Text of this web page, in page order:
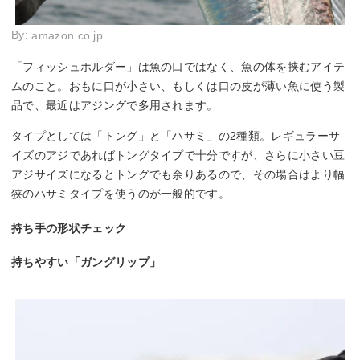
By:amazon.co.jp
「フィッシュホルダー」は魚の口ではなく、魚の体を挟むアイテ
ムのこと。おもに口が小さい、もしくは口の皮が薄い魚に使う製
品で、最近はアジングで多用されます。
タイプとしては「トング」と「ハサミ」の2種類。レギュラーサ
イズのアジであればトングタイプで十分ですが、さらに小さい豆
アジサイズになるとトングでも余りあるので、その場合はより幅
狭のハサミタイプを使うのが一般的です。
持ち手の形状チェック
持ちやすい「ガングリップ」